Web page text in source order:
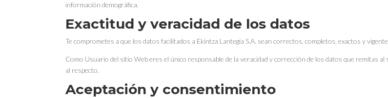
información demográfica.
Exactitud y veracidad de los datos
Te comprometes a que los datos facilitados a Ekintza Lantegia S.A. sean correctos, completos, exactos y
Como Usuario del sitio Web eres el único responsable de la veracidad y corrección de los datos que remitas
al respecto.
Aceptación y consentimiento